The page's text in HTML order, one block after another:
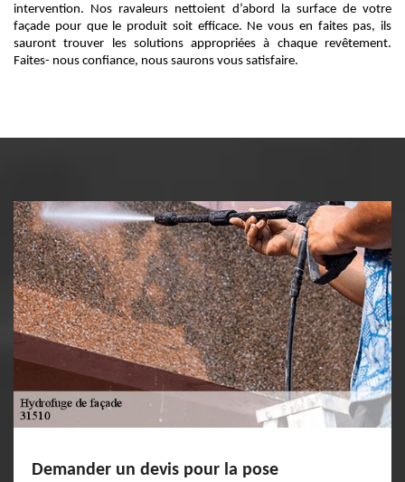
intervention. Nos ravaleurs nettoient d’abord la surface de votre
façade pour que le produit soit efficace. Ne vous en faites pas, ils
sauront trouver les solutions appropriées à chaque revêtement.
Faites- nous confiance, nous saurons vous satisfaire.
Demander un devis pour la pose